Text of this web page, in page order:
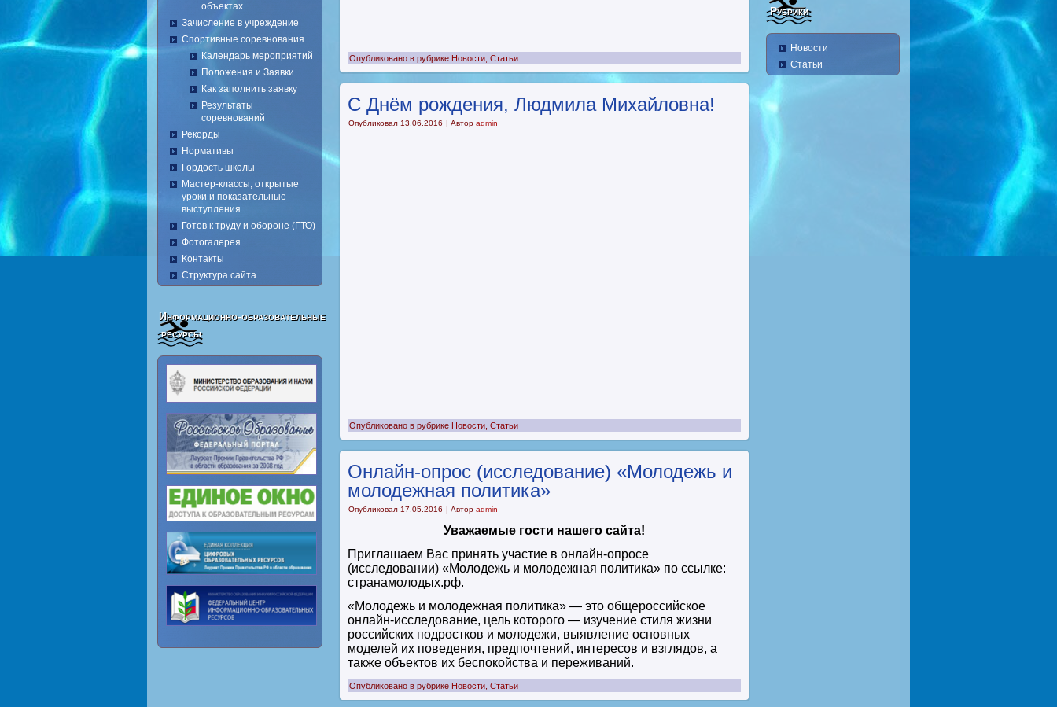
объектах
Зачисление в учреждение
Спортивные соревнования
Календарь мероприятий
Положения и Заявки
Как заполнить заявку
Результаты
соревнований
Рекорды
Нормативы
Гордость школы
Мастер-классы, открытые
уроки и показательные
выступления
Готов к труду и обороне (ГТО)
Фотогалерея
Контакты
Структура сайта
Информационно-образовательные
ресурсы
Опубликовано в рубрике Новости Статьи
С Днём рождения, Людмила Михайловна!
Опубликовал 13.06.2016 | Автор admin
Опубликовано в рубрике Новости Статьи
Онлайн-опрос (исследование) «Молодежь и
молодежная политика»
Опубликовал 17.05.2016 | Автор admin
Уважаемые гости нашего сайта!
Приглашаем Вас принять участие в онлайн-опросе
(исследовании) «Молодежь и молодежная политика» по ссылке:
странамолодых.рф.
«Молодежь и молодежная политика» — это общероссийское
онлайн-исследование, цель которого — изучение стиля жизни
российских подростков и молодежи, выявление основных
моделей их поведения, предпочтений, интересов и взглядов, а
также объектов их беспокойства и переживаний.
Опубликовано в рубрике Новости Статьи
Рубрики
Новости
Статьи